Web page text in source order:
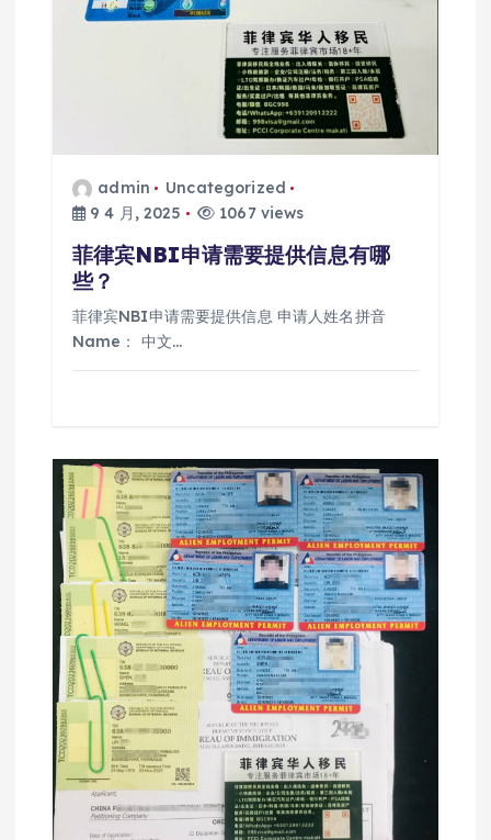
admin
Uncategorized
9 4 月, 2025
1067 views
菲律宾NBI申请需要提供信息有哪
些？
菲律宾NBI申请需要提供信息 申请人姓名拼音
Name： 中文…